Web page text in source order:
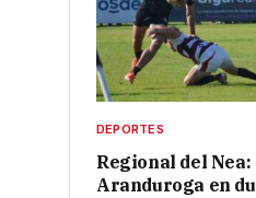
DEPORTES
Regional del
Aranduroga en